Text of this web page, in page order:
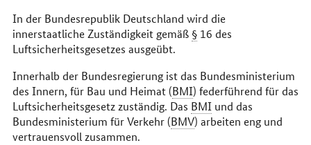
In der Bundesrepublik Deutschland wird die
innerstaatliche Zuständigkeit gemäß§16 des
Luftsicherheitsgesetzes ausgeübt.
Innerhalb der Bundesregierung ist das Bundesministerium
des Innern, für Bau und Heimat (BMI) federführend für das
Luftsicherheitsgesetz zuständig. Das BMIund das
Bundesministerium für Verkehr (BMV) arbeiten eng und
vertrauensvoll zusammen.